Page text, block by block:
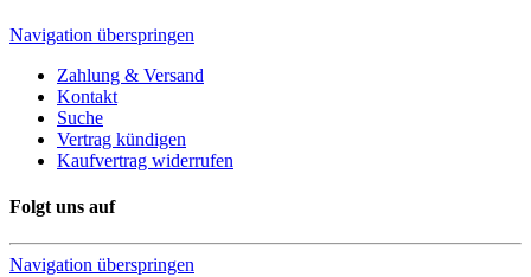
Navigation überspringen
Zahlung & Versand
Kontakt
Suche
Vertrag kündigen
Kaufvertrag widerrufen
Folgt uns auf
Navigation überspringen